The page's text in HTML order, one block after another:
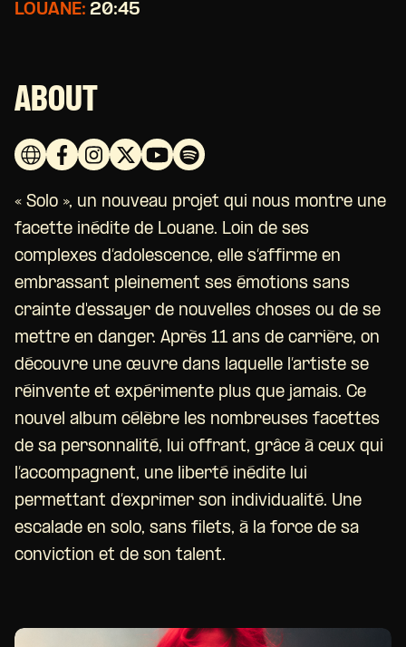
LOUANE: 20:45
ABOUT
« Solo », un nouveau projet qui nous montre une
facette inédite de Louane. Loin de ses
complexes d’adolescence, elle s’affirme en
embrassant pleinement ses émotions sans
crainte d'essayer de nouvelles choses ou de se
mettre en danger. Après 11 ans de carrière, on
découvre une œuvre dans laquelle l’artiste se
réinvente et expérimente plus que jamais. Ce
nouvel album célèbre les nombreuses facettes
de sa personnalité, lui offrant, grâce à ceux qui
l’accompagnent, une liberté inédite lui
permettant d’exprimer son individualité. Une
escalade en solo, sans filets, à la force de sa
conviction et de son talent.